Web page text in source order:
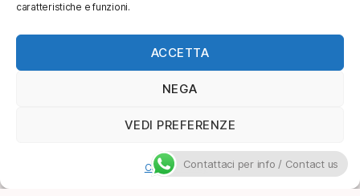
caratteristiche e funzioni.
ACCETTA
NEGA
VEDI PREFERENZE
Cookie PolicyContattaci per info / Contact us